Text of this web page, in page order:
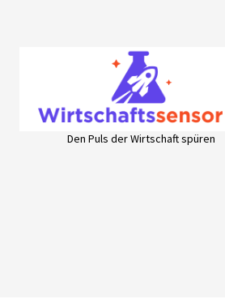
Den Puls der Wirtschaft spüren